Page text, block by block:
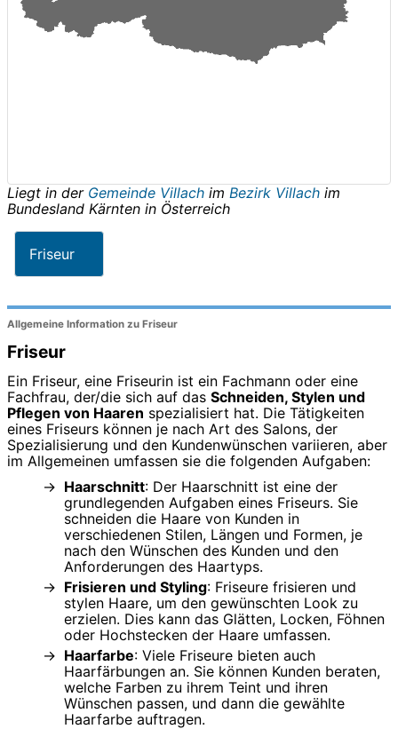
Liegt in der Gemeinde Villach im Bezirk Villach im
Bundesland Kärnten in Österreich
Friseur
Allgemeine Information zu Friseur
Friseur
Ein Friseur, eine Friseurin ist ein Fachmann oder eine
Fachfrau, der/die sich auf das Schneiden, Stylen und
Pflegen von Haaren spezialisiert hat. Die Tätigkeiten
eines Friseurs können je nach Art des Salons, der
Spezialisierung und den Kundenwünschen variieren, aber
im Allgemeinen umfassen sie die folgenden Aufgaben:
Haarschnitt: Der Haarschnitt ist eine der
grundlegenden Aufgaben eines Friseurs. Sie
schneiden die Haare von Kunden in
verschiedenen Stilen, Längen und Formen, je
nach den Wünschen des Kunden und den
Anforderungen des Haartyps.
Frisieren und Styling: Friseure frisieren und
stylen Haare, um den gewünschten Look zu
erzielen. Dies kann das Glätten, Locken, Föhnen
oder Hochstecken der Haare umfassen.
Haarfarbe: Viele Friseure bieten auch
Haarfärbungen an. Sie können Kunden beraten,
welche Farben zu ihrem Teint und ihren
Wünschen passen, und dann die gewählte
Haarfarbe auftragen.